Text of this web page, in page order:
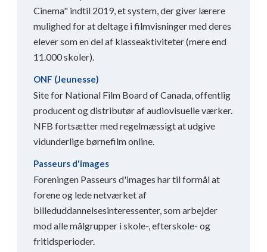
Cinema" indtil 2019, et system, der giver lærere
mulighed for at deltage i filmvisninger med deres
elever som en del af klasseaktiviteter (mere end
11.000 skoler).
ONF (Jeunesse)
Site for National Film Board of Canada, offentlig
producent og distributør af audiovisuelle værker.
NFB fortsætter med regelmæssigt at udgive
vidunderlige børnefilm online.
Passeurs d'images
Foreningen Passeurs d'images har til formål at
forene og lede netværket af
billeduddannelsesinteressenter, som arbejder
mod alle målgrupper i skole-, efterskole- og
fritidsperioder.